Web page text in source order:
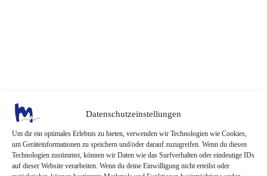
Datenschutzeinstellungen
Um dir ein optimales Erlebnis zu bieten, verwenden wir Technologien wie Cookies,
um Geräteinformationen zu speichern und/oder darauf zuzugreifen. Wenn du diesen
Technologien zustimmst, können wir Daten wie das Surfverhalten oder eindeutige IDs
auf dieser Website verarbeiten. Wenn du deine Einwilligung nicht erteilst oder